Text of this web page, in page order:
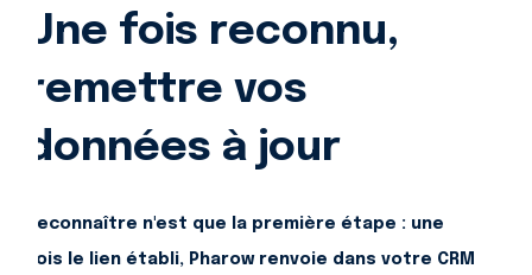
Une fois reconnu,
remettre vos
données à jour
Reconnaître n'est que la première étape : une
fois le lien établi, Pharow renvoie dans votre CRM